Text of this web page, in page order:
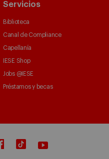
Servicios
Biblioteca
Canal de Compliance
Capellanía
IESE Shop
Jobs @IESE
Préstamos y becas